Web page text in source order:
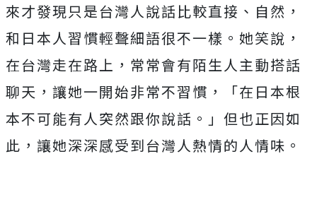
來才發現只是台灣人說話比較直接、自然，
和日本人習慣輕聲細語很不一樣。她笑說，
在台灣走在路上，常常會有陌生人主動搭話
聊天，讓她一開始非常不習慣，「在日本根
本不可能有人突然跟你說話。」但也正因如
此，讓她深深感受到台灣人熱情的人情味。